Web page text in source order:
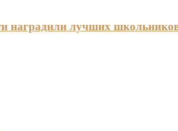
наградили лучших